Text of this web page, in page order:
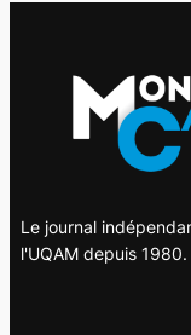
Le journal
l'UQAM depuis 1980.